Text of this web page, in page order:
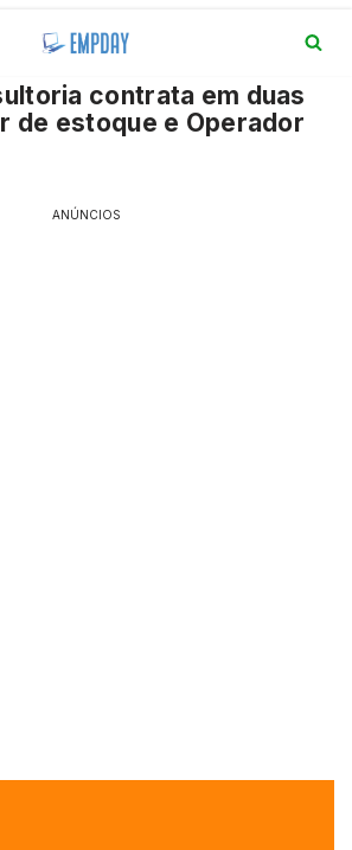
contrata em duas
de estoque e Operador
ANÚNCIOS